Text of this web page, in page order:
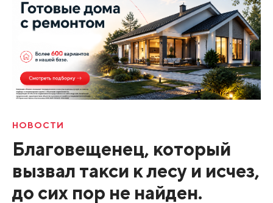
НОВОСТИ
Благовещенец, который
вызвал такси к лесу и исчез,
до сих пор не найден.